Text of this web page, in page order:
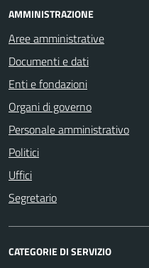
AMMINISTRAZIONE
Aree amministrative
Documenti e dati
Enti e fondazioni
Organi di governo
Personale amministrativo
Politici
Uffici
Segretario
CATEGORIE DI SERVIZIO